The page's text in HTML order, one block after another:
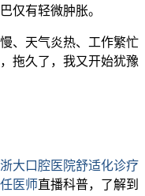
仅有轻微肿胀。
、天气炎热、工作繁忙
拖久了，我又开始犹豫
浙大口腔医院舒适化诊疗
医师直播科普，了解到